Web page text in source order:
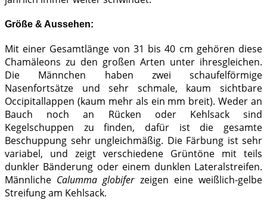
Größe & Aussehen:
Mit einer Gesamtlänge von 31 bis 40 cm gehören diese
Chamäleons zu den großen Arten unter ihresgleichen.
Die Männchen haben zwei schaufelförmige
Nasenfortsätze und sehr schmale, kaum sichtbare
Occipitallappen (kaum mehr als ein mm breit). Weder an
Bauch noch an Rücken oder Kehlsack sind
Kegelschuppen zu finden, dafür ist die gesamte
Beschuppung sehr ungleichmäßig. Die Färbung ist sehr
variabel, und zeigt verschiedene Grüntöne mit teils
dunkler Bänderung oder einem dunklen Lateralstreifen.
Männliche Calumma globiferzeigen eine weißlich-gelbe
Streifung am Kehlsack.